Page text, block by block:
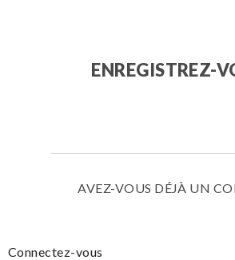
ENREGISTREZ-
AVEZ-VOUS DÉJÀ UN
Connectez-vous